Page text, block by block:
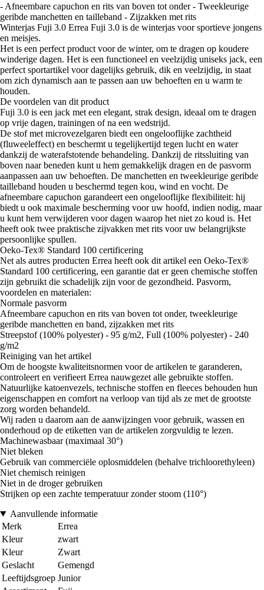
- Afneembare capuchon en rits van boven tot onder - Tweekleurige
geribde manchetten en tailleband - Zijzakken met rits
Winterjas Fuji 3.0 Errea Fuji 3.0 is de winterjas voor sportieve jongens
en meisjes.
Het is een perfect product voor de winter, om te dragen op koudere
winderige dagen. Het is een functioneel en veelzijdig uniseks jack, een
perfect sportartikel voor dagelijks gebruik, dik en veelzijdig, in staat
om zich dynamisch aan te passen aan uw behoeften en u warm te
houden.
De voordelen van dit product
Fuji 3.0 is een jack met een elegant, strak design, ideaal om te dragen
op vrije dagen, trainingen of na een wedstrijd.
De stof met microvezelgaren biedt een ongelooflijke zachtheid
(fluweeleffect) en beschermt u tegelijkertijd tegen lucht en water
dankzij de waterafstotende behandeling. Dankzij de ritssluiting van
boven naar beneden kunt u hem gemakkelijk dragen en de pasvorm
aanpassen aan uw behoeften. De manchetten en tweekleurige geribde
tailleband houden u beschermd tegen kou, wind en vocht. De
afneembare capuchon garandeert een ongelooflijke flexibiliteit: hij
biedt u ook maximale bescherming voor uw hoofd, indien nodig, maar
u kunt hem verwijderen voor dagen waarop het niet zo koud is. Het
heeft ook twee praktische zijvakken met rits voor uw belangrijkste
persoonlijke spullen.
Oeko-Tex® Standard 100 certificering
Net als autres producten Errea heeft ook dit artikel een Oeko-Tex®
Standard 100 certificering, een garantie dat er geen chemische stoffen
zijn gebruikt die schadelijk zijn voor de gezondheid. Pasvorm,
voordelen en materialen:
Normale pasvorm
Afneembare capuchon en rits van boven tot onder, tweekleurige
geribde manchetten en band, zijzakken met rits
Streepstof (100% polyester) - 95 g/m2, Full (100% polyester) - 240
g/m2
Reiniging van het artikel
Om de hoogste kwaliteitsnormen voor de artikelen te garanderen,
controleert en verifieert Errea nauwgezet alle gebruikte stoffen.
Natuurlijke katoenvezels, technische stoffen en fleeces behouden hun
eigenschappen en comfort na verloop van tijd als ze met de grootste
zorg worden behandeld.
Wij raden u daarom aan de aanwijzingen voor gebruik, wassen en
onderhoud op de etiketten van de artikelen zorgvuldig te lezen.
Machinewasbaar (maximaal 30°)
Niet bleken
Gebruik van commerciële oplosmiddelen (behalve trichloorethyleen)
Niet chemisch reinigen
Niet in de droger gebruiken
Strijken op een zachte temperatuur zonder stoom (110°)
Aanvullende informatie
Merk
Errea
Kleur
zwart
Kleur
Zwart
Geslacht
Gemengd
Leeftijdsgroep Junior